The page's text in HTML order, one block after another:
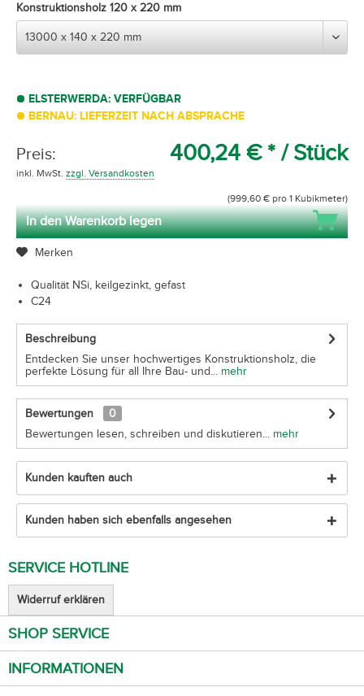
Konstruktionsholz 120 x 220 mm
ELSTERWERDA: VERFÜGBAR
BERNAU: LIEFERZEIT NACH ABSPRACHE
Preis: 400,24 € * / Stück
inkl. MwSt. zzgl. Versandkosten
(999,60 € pro 1 Kubikmeter)
In den Warenkorb legen
Merken
Qualität NSi, keilgezinkt, gefast
C24
Beschreibung
Entdecken Sie unser hochwertiges Konstruktionsholz, die
perfekte Lösung für all Ihre Bau- und... mehr
Bewertungen
0
Bewertungen lesen, schreiben und diskutieren... mehr
Kunden kauften auch
Kunden haben sich ebenfalls angesehen
SERVICE HOTLINE
Widerruf erklären
SHOP SERVICE
INFORMATIONEN